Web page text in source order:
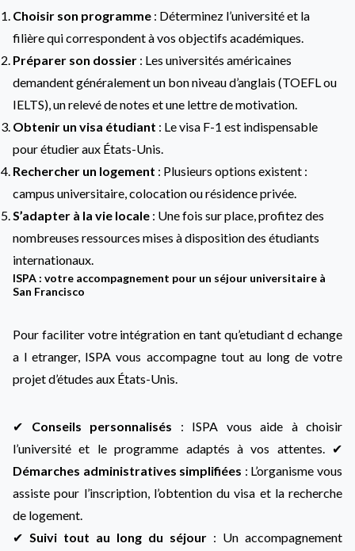
Choisir son programme : Déterminez l’université et la
filière qui correspondent à vos objectifs académiques.
Préparer son dossier : Les universités américaines
demandent généralement un bon niveau d’anglais (TOEFL ou
IELTS), un relevé de notes et une lettre de motivation.
Obtenir un visa étudiant : Le visa F-1 est indispensable
pour étudier aux États-Unis.
Rechercher un logement : Plusieurs options existent :
campus universitaire, colocation ou résidence privée.
S’adapter à la vie locale : Une fois sur place, profitez des
nombreuses ressources mises à disposition des étudiants
internationaux.
ISPA : votre accompagnement pour un séjour universitaire à
San Francisco
Pour faciliter votre intégration en tant qu’etudiant d echange
a l etranger, ISPA vous accompagne tout au long de votre
projet d’études aux États-Unis.
✔ Conseils personnalisés : ISPA vous aide à choisir
l’université et le programme adaptés à vos attentes. ✔
Démarches administratives simplifiées : L’organisme vous
assiste pour l’inscription, l’obtention du visa et la recherche
de logement.
✔ Suivi tout au long du séjour : Un accompagnement